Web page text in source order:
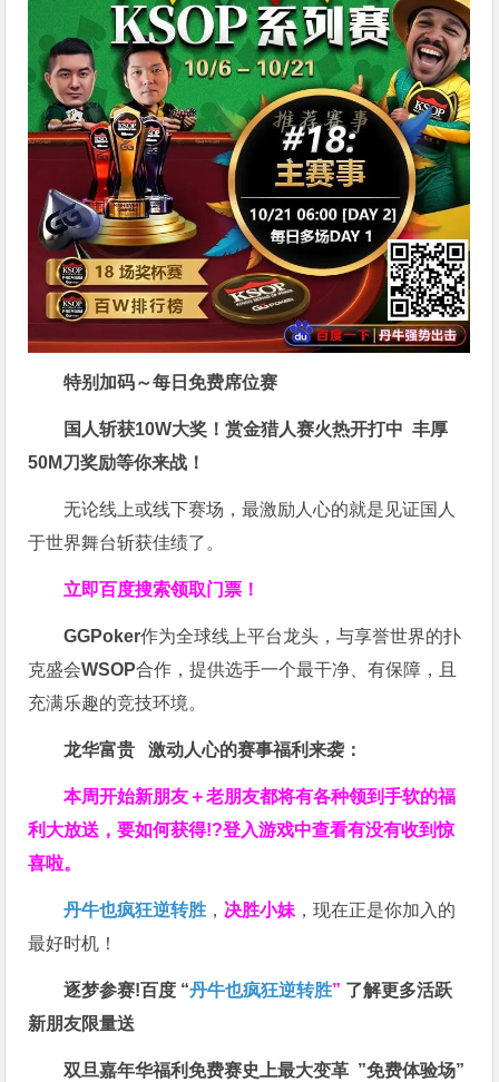
特别加码～每日免费席位赛
国人斩获10W大奖！赏金猎人赛火热开打中 丰厚
50M刀奖励等你来战！
无论线上或线下赛场，最激励人心的就是见证国人
于世界舞台斩获佳绩了。
立即百度搜索领取门票！
GGPoker作为全球线上平台龙头，与享誉世界的扑
克盛会WSOP合作，提供选手一个最干净、有保障，且
充满乐趣的竞技环境。
龙华富贵 激动人心的赛事福利来袭：
本周开始新朋友＋老朋友都将有各种领到手软的福
利大放送，要如何获得!?登入游戏中查看有没有收到惊
喜啦。
丹牛也疯狂逆转胜，决胜小妹，现在正是你加入的
最好时机！
逐梦参赛!百度 “丹牛也疯狂逆转胜” 了解更多活跃
新朋友限量送
双旦嘉年华福利免费赛史上最大变革 ”免费体验场”